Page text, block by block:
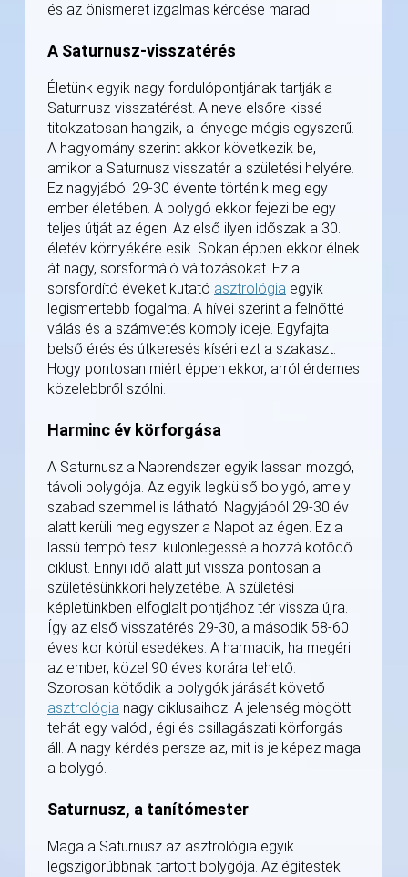
és az önismeret izgalmas kérdése marad.
A Saturnusz-visszatérés
Életünk egyik nagy fordulópontjának tartják a
Saturnusz-visszatérést. A neve elsőre kissé
titokzatosan hangzik, a lényege mégis egyszerű.
A hagyomány szerint akkor következik be,
amikor a Saturnusz visszatér a születési helyére.
Ez nagyjából 29-30 évente történik meg egy
ember életében. A bolygó ekkor fejezi be egy
teljes útját az égen. Az első ilyen időszak a 30.
életév környékére esik. Sokan éppen ekkor élnek
át nagy, sorsformáló változásokat. Ez a
sorsfordító éveket kutató asztrológia egyik
legismertebb fogalma. A hívei szerint a felnőtté
válás és a számvetés komoly ideje. Egyfajta
belső érés és útkeresés kíséri ezt a szakaszt.
Hogy pontosan miért éppen ekkor, arról érdemes
közelebbről szólni.
Harminc év körforgása
A Saturnusz a Naprendszer egyik lassan mozgó,
távoli bolygója. Az egyik legkülső bolygó, amely
szabad szemmel is látható. Nagyjából 29-30 év
alatt kerüli meg egyszer a Napot az égen. Ez a
lassú tempó teszi különlegessé a hozzá kötődő
ciklust. Ennyi idő alatt jut vissza pontosan a
születésünkkori helyzetébe. A születési
képletünkben elfoglalt pontjához tér vissza újra.
Így az első visszatérés 29-30, a második 58-60
éves kor körül esedékes. A harmadik, ha megéri
az ember, közel 90 éves korára tehető.
Szorosan kötődik a bolygók járását követő
asztrológia nagy ciklusaihoz. A jelenség mögött
tehát egy valódi, égi és csillagászati körforgás
áll. A nagy kérdés persze az, mit is jelképez maga
a bolygó.
Saturnusz, a tanítómester
Maga a Saturnusz az asztrológia egyik
legszigorúbbnak tartott bolygója. Az égitestek